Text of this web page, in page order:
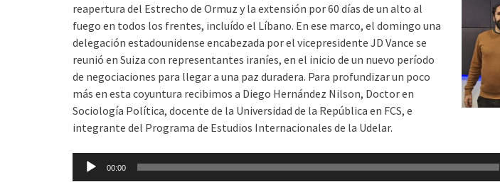
reapertura del Estrecho de Ormuz y la extensión por 60 días de un alto al
fuego en todos los frentes, incluído el Líbano. En ese marco, el domingo una
delegación estadounidense encabezada por el vicepresidente JD Vance se
reunió en Suiza con representantes iraníes, en el inicio de un nuevo período
de negociaciones para llegar a una paz duradera. Para profundizar un poco
más en esta coyuntura recibimos a Diego Hernández Nilson, Doctor en
Sociología Política, docente de la Universidad de la República en FCS, e
integrante del Programa de Estudios Internacionales de la Udelar.
Reproductor
00:00